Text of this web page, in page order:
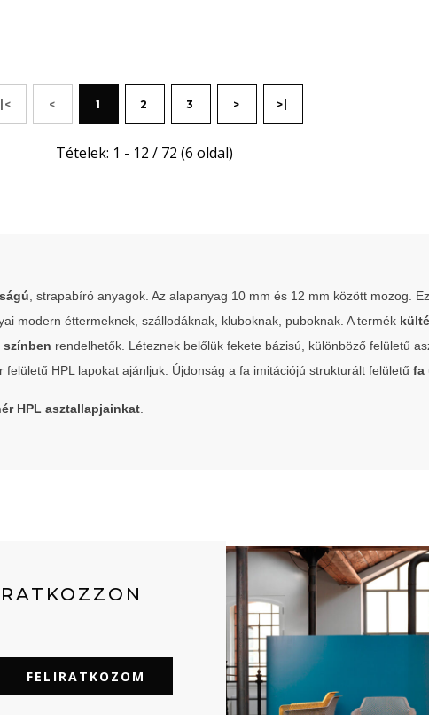
|< < 1 2 3 > >|
Tételek: 1 - 12 / 72 (6 oldal)
, strapabíró anyagok. Az alapanyag 10 mm és 12 mm között mozog.
modern éttermeknek, szállodáknak, kluboknak, puboknak. A termék
rendelhetők. Léteznek belőlük fekete bázisú, különböző felületű
HPL lapokat ajánljuk. Újdonság a fa imitációjú strukturált felületű fa
HPL asztallapjainkat.
FELIRATKOZOM